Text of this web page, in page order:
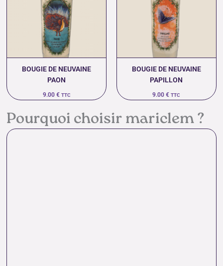
BOUGIE DE NEUVAINE
PAON
9.00 € TTC
BOUGIE DE NEUVAINE
PAPILLON
9.00€ TTC
Pourquoi choisir mariclem ?